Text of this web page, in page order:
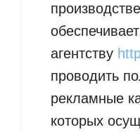
агентству
проводить
рекламные
которых